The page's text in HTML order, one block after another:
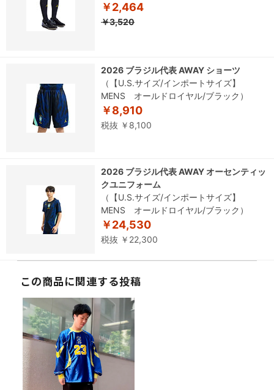
￥2,464
￥3,520
2026 ブラジル代表 AWAY ショーツ
（【U.S.サイズ/インポートサイズ】
MENS オールドロイヤル/ブラック）
￥8,910
税抜 ￥8,100
2026 ブラジル代表 AWAY オーセンティッ
クユニフォーム
（【U.S.サイズ/インポートサイズ】
MENS オールドロイヤル/ブラック）
￥24,530
税抜 ￥22,300
この商品に関連する投稿